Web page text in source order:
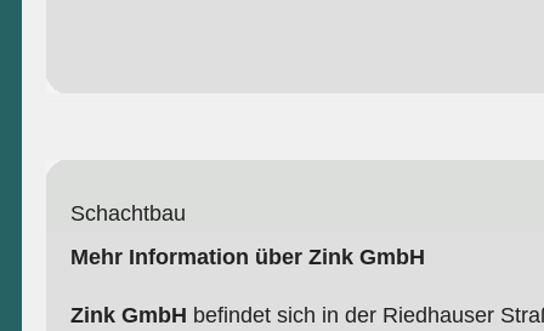
Schachtbau
Mehr Information über Zink GmbH
Zink GmbH befindet sich in der Riedhauser